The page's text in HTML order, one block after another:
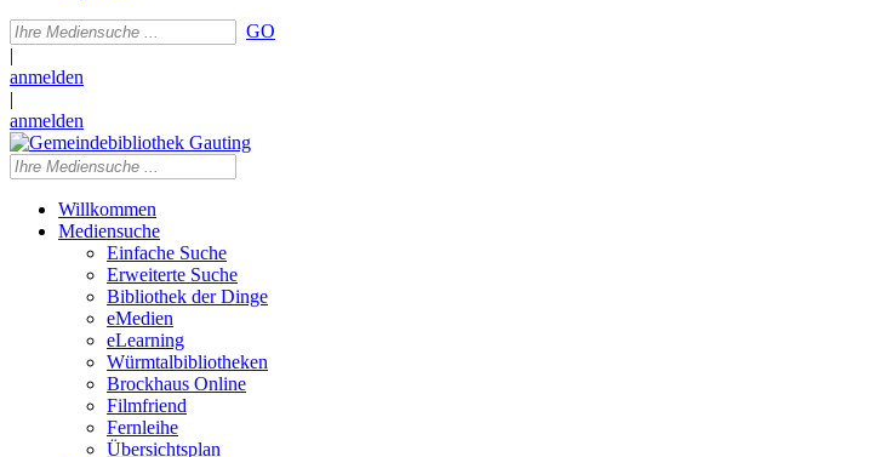
GO
|
anmelden
|
anmelden
Willkommen
Mediensuche
Einfache Suche
Erweiterte Suche
Bibliothek der Dinge
eMedien
eLearning
Würmtalbibliotheken
Brockhaus Online
Filmfriend
Fernleihe
Übersichtsplan